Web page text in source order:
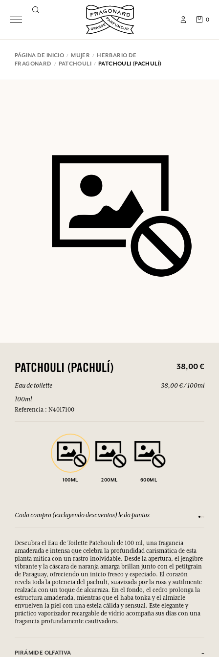
0
PÁGINA DE INICIO MUJER
HERBARIO DE
FRAGONARD
PATCHOULI PATCHOULI (PACHULÍ)
PATCHOULI (PACHULÍ) 38,00 €
Eau de toilette
100ml
Referencia : N4017100
38,00 € / 100ml
100ML 200ML 600ML
Cada compra (excluyendo descuentos) le da puntos
Descubra el Eau de Toilette Patchouli de 100 ml, una fragancia
amaderada e intensa que celebra la profundidad carismática de esta
planta mítica con un rastro inolvidable. Desde la apertura, el jengibre
vibrante y la cáscara de naranja amarga brillan junto con el petitgrain
de Paraguay, ofreciendo un inicio fresco y especiado. El corazón
revela toda la potencia del pachulí, suavizada por la rosa y sutilmente
realzada con un toque de alcarraza. En el fondo, el cedro prolonga la
estructura amaderada, mientras que el haba tonka y el almizcle
envuelven la piel con una estela cálida y sensual. Este elegante y
práctico vaporizador recargable de vidrio acompaña sus días con una
fragancia profundamente cautivadora.
PIRÁMIDE OLFATIVA